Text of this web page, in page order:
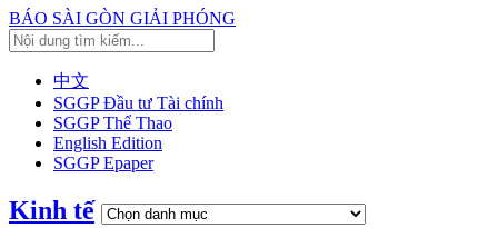
BÁO SÀI GÒN GIẢI PHÓNG
中文
SGGP Đầu tư Tài chính
SGGP Thể Thao
English Edition
SGGP Epaper
Kinh tế